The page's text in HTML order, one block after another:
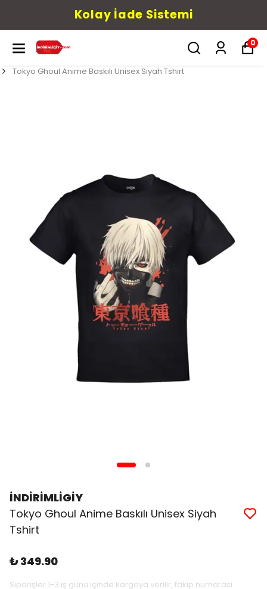
Kolay İade Sistemi
0
Tokyo Ghoul Anime Baskılı Unisex Siyah Tshirt
İNDİRİMLİGİY
Tokyo Ghoul Anime Baskılı Unisex Siyah
Tshirt
₺ 349.90
Siparişler 1-3 iş günü içinde kargoya verilir, takip numarası